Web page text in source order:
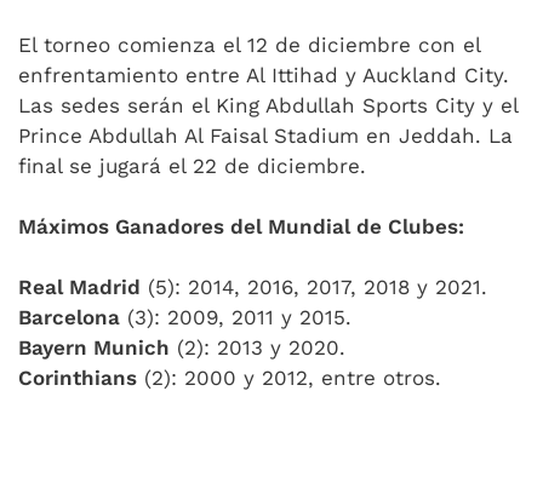
El torneo comienza el 12 de diciembre con el
enfrentamiento entre Al Ittihad y Auckland City.
Las sedes serán el King Abdullah Sports City y el
Prince Abdullah Al Faisal Stadium en Jeddah. La
final se jugará el 22 de diciembre.
Máximos Ganadores del Mundial de Clubes:
Real Madrid (5): 2014, 2016, 2017, 2018 y 2021.
Barcelona (3): 2009, 2011 y 2015.
Bayern Munich (2): 2013 y 2020.
Corinthians (2): 2000 y 2012, entre otros.